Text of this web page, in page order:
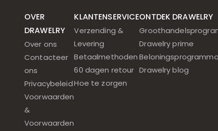
OVER
DRAWELRY
Over ons
Contacteer
ons
Privacybeleid
Voorwaarden
&
Voorwaarden
KLANTENSERVICE
Verzending &
Levering
Betaalmethoden
60 dagen retour
Hoe te zorgen
ONTDEK DRAWELRY
Drawelry prime
Drawelry blog